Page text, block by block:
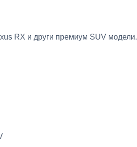
RX и други премиум SUV модели.